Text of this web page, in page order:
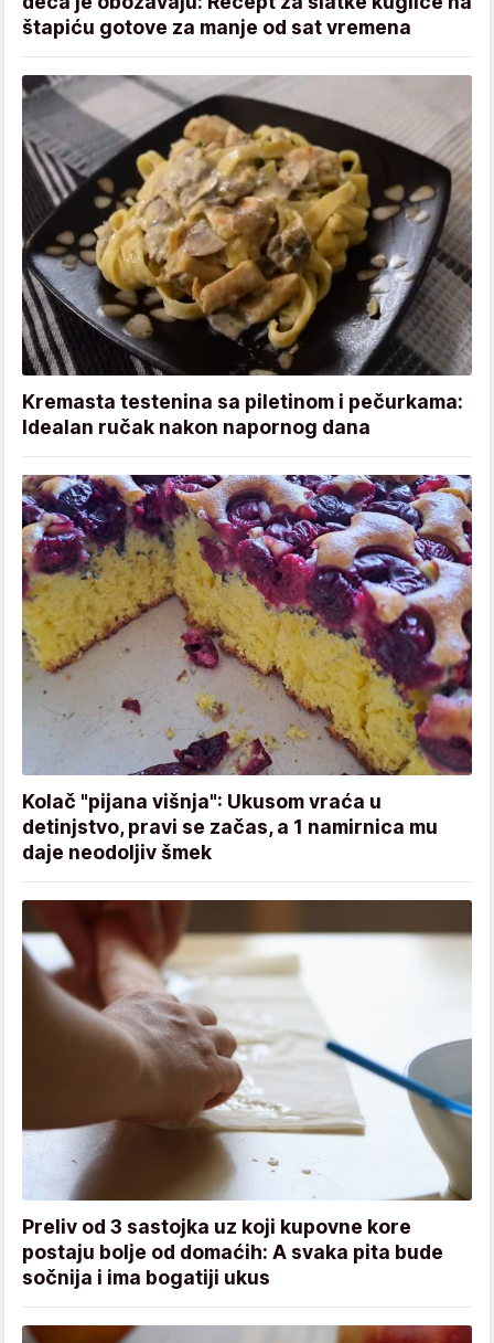
štapiću gotove za manje od sat vremena
Kremasta testenina sa piletinom i pečurkama:
Idealan ručak nakon napornog dana
Kolač "pijana višnja": Ukusom vraća u
detinjstvo, pravi se začas, a 1 namirnica mu
daje neodoljiv šmek
Preliv od 3 sastojka uz koji kupovne kore
postaju bolje od domaćih: A svaka pita bude
sočnija i ima bogatiji ukus